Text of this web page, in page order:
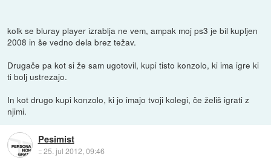
kolk se bluray player izrablja ne vem, ampak moj ps3 je bil kupljen
2008 in še vedno dela brez težav.
Drugače pa kot si že sam ugotovil, kupi tisto konzolo, ki ima igre ki
ti bolj ustrezajo.
In kot drugo kupi konzolo, ki jo imajo tvoji kolegi, če želiš igrati z
njimi.
Pesimist
::25. jul 2012, 09:46